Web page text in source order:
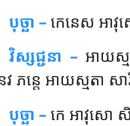
បុច្ឆា –កេនេស អា
វិស្សជ្ជនា –អាយស្ម
វ ភន្តេ អាយស្មតា ស
បុច្ឆា –កេ អាវុសោ សិ